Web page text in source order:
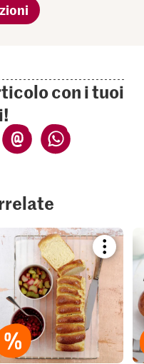
con i tuoi
recipe
add
your